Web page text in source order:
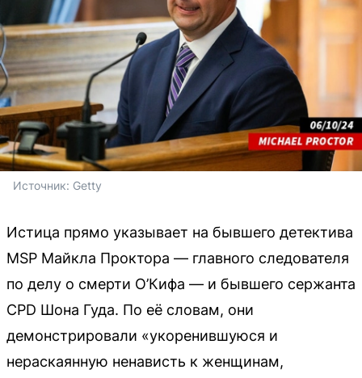
Источник: Getty
Истица прямо указывает на бывшего детектива
MSP Майкла Проктора — главного следователя
по делу о смерти О’Кифа — и бывшего сержанта
CPD Шона Гуда. По её словам, они
демонстрировали «укоренившуюся и
нераскаянную ненависть к женщинам,